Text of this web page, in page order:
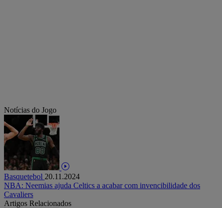
Notícias do Jogo
Basquetebol 20.11.2024
NBA: Neemias ajuda Celtics a acabar com invencibilidade dos
Cavaliers
Artigos Relacionados